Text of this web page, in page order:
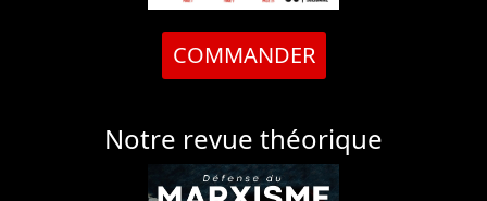
COMMANDER
Notre revue théorique